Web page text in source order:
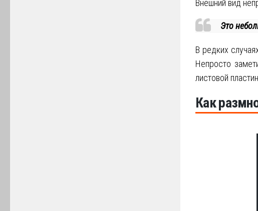
Внешний вид
Это
В редких
Непросто
листовой
Как